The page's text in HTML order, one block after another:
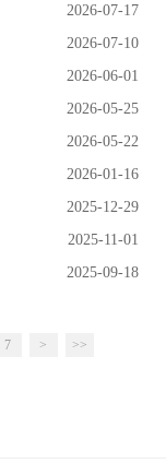
2026-07-17
2026-07-10
2026-06-01
2026-05-25
2026-05-22
2026-01-16
2025-12-29
2025-11-01
2025-09-18
7 > >>